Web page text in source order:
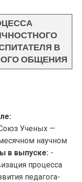
В
ОБЩЕНИЯ
Ученых —
научном
в выпуске: -
процесса
педагога-